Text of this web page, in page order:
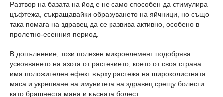
Разтвор на базата на йод е не само способен да стимулира
цъфтежа, съкращавайки образуването на яйчници, но също
така помага на здравец да се развива активно, особено в
пролетно-есенния период.
В допълнение, този полезен микроелемент подобрява
усвояването на азота от растението, което от своя страна
има положителен ефект върху растежа на широколистната
маса и укрепване на имунитета на здравец срещу болести
като брашнеста мана и късната болест..